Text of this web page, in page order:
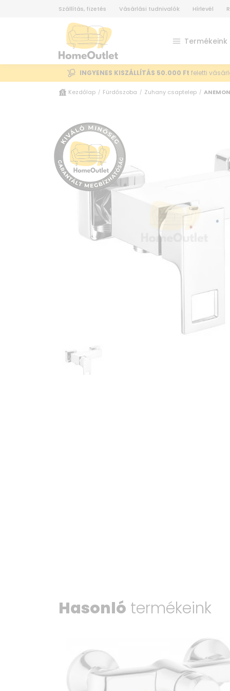
Szállítás, fizetés Vásárlási tudnivalók Hírlevél
Termékeink
INGYENES KISZÁLLÍTÁS 50.000 Ft feletti
Kezdőlap / Fürdőszoba / Zuhany csaptelep /
Hasonló termékeink